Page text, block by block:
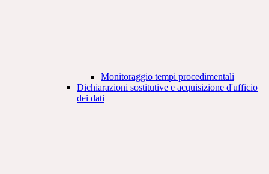
Monitoraggio tempi procedimentali
Dichiarazioni sostitutive e acquisizione d'ufficio
dei dati